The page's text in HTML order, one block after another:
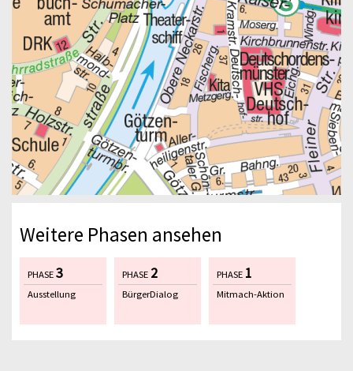
Weitere Phasen ansehen
PHASE 3
Ausstellung
PHASE 2
BürgerDialog
PHASE 1
Mitmach-Aktion